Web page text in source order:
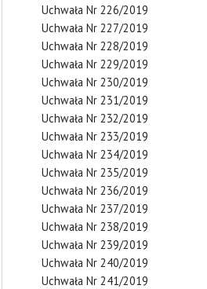
Uchwała Nr 226/2019
Uchwała Nr 227/2019
Uchwała Nr 228/2019
Uchwała Nr 229/2019
Uchwała Nr 230/2019
Uchwała Nr 231/2019
Uchwała Nr 232/2019
Uchwała Nr 233/2019
Uchwała Nr 234/2019
Uchwała Nr 235/2019
Uchwała Nr 236/2019
Uchwała Nr 237/2019
Uchwała Nr 238/2019
Uchwała Nr 239/2019
Uchwała Nr 240/2019
Uchwała Nr 241/2019